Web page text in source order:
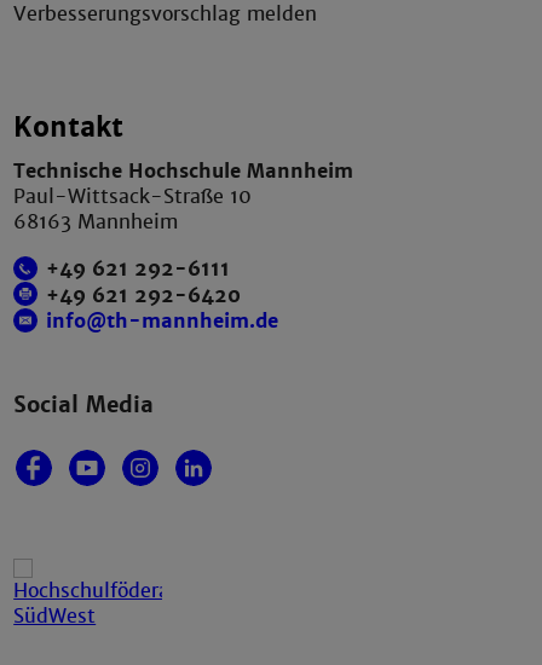
Verbesserungsvorschlag melden
Kontakt
Technische Hochschule Mannheim
Paul-Wittsack-Straße 10
68163 Mannheim
+49 621 292-6111
+49 621 292-6420
info@th-mannheim.de
Social Media